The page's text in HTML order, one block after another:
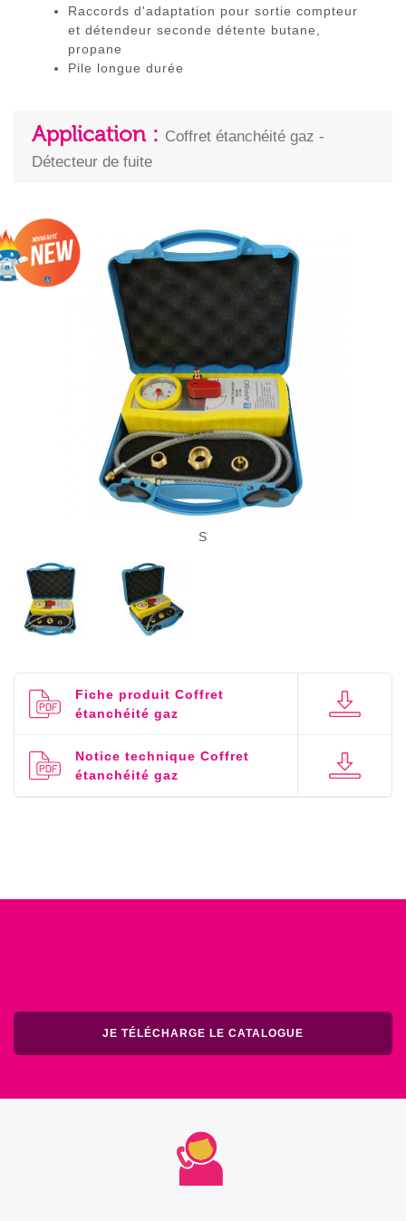
S
Fiche produit Coffret
étanchéité gaz
Notice technique Coffret
étanchéité gaz
Raccords d'adaptation pour sortie compteur
et détendeur seconde détente butane,
propane
Pile longue durée
Application : Coffret étanchéité gaz -
Détecteur de fuite
JE TÉLÉCHARGE LE CATALOGUE